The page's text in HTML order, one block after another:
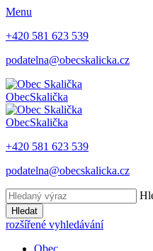
Menu
+420 581 623 539
podatelna@obecskalicka.cz
ObecSkalička
ObecSkalička
+420 581 623 539
podatelna@obecskalicka.cz
Hledat
rozšířené vyhledávání
Obec